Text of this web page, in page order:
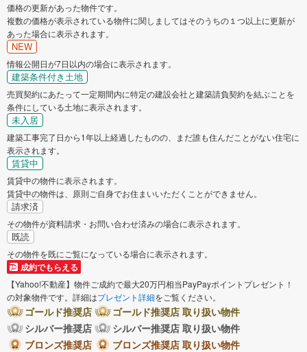
価格の更新があった物件です。
複数の価格が表示されている物件に関しましてはそのうちの１つ以上に更新が
あった場合に表示されます。
NEW
情報公開日が7日以内の場合に表示されます。
建築条件付き土地
売買契約にあたって一定期間内に特定の建設会社と建築請負契約を結ぶことを
条件にしている土地に表示されます。
未入居
建築工事完了日から1年以上経過したものの、まだ誰も住んだことがない住宅に
表示されます。
賃貸中
賃貸中の物件に表示されます。
賃貸中の物件は、原則ご自身でお住まいいただくことができません。
請求済
その物件が資料請求・お問い合わせ済みの場合に表示されます。
既読
その物件を既にご覧になっている場合に表示されます。
成約でもらえる
【Yahoo!不動産】物件ご成約で最大20万円相当PayPayポイントプレゼント！
の対象物件です。詳細はプレゼント詳細をご覧ください。
ゴールド推奨店
ゴールド推奨店 取り扱い物件
シルバー推奨店
シルバー推奨店 取り扱い物件
ブロンズ推奨店
ブロンズ推奨店 取り扱い物件